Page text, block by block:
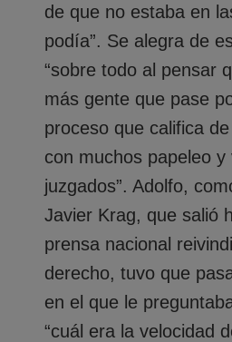
de que no estaba en
podía”. Se alegra de
“sobre todo al pensar
más gente que pase
proceso que califica
con muchos papeleo y
juzgados”. Adolfo,
Javier Krag, que salió
prensa nacional
derecho, tuvo que
en el que le
“cuál era la velocidad